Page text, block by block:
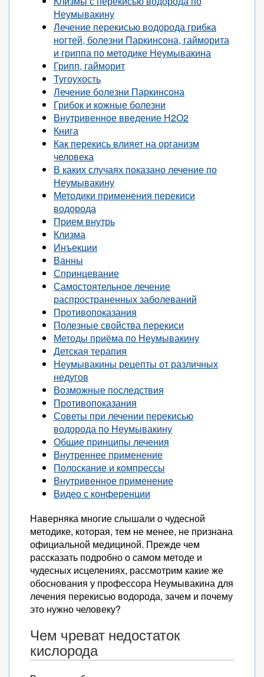
Неумывакину
Лечение перекисью водорода грибка
ногтей, болезни Паркинсона, гайморита
и гриппа по методике Неумывакина
Грипп, гайморит
Тугоухость
Лечение болезни Паркинсона
Грибок и кожные болезни
Внутривенное введение Н2О2
Книга
Как перекись влияет на организм
человека
В каких случаях показано лечение по
Неумывакину
Методики применения перекиси
водорода
Прием внутрь
Клизма
Инъекции
Ванны
Спринцевание
Самостоятельное лечение
распространенных заболеваний
Противопоказания
Полезные свойства перекиси
Методы приёма по Неумывакину
Детская терапия
Неумывакины рецепты от различных
недугов
Возможные последствия
Противопоказания
Советы при лечении перекисью
водорода по Неумывакину
Общие принципы лечения
Внутреннее применение
Полоскание и компрессы
Внутривенное применение
Видео с конференции
Наверняка многие слышали о чудесной
методике, которая, тем не менее, не признана
официальной медициной. Прежде чем
рассказать подробно о самом методе и
чудесных исцелениях, рассмотрим какие же
обоснования у профессора Неумывакина для
лечения перекисью водорода, зачем и почему
это нужно человеку?
Чем чреват недостаток
кислорода